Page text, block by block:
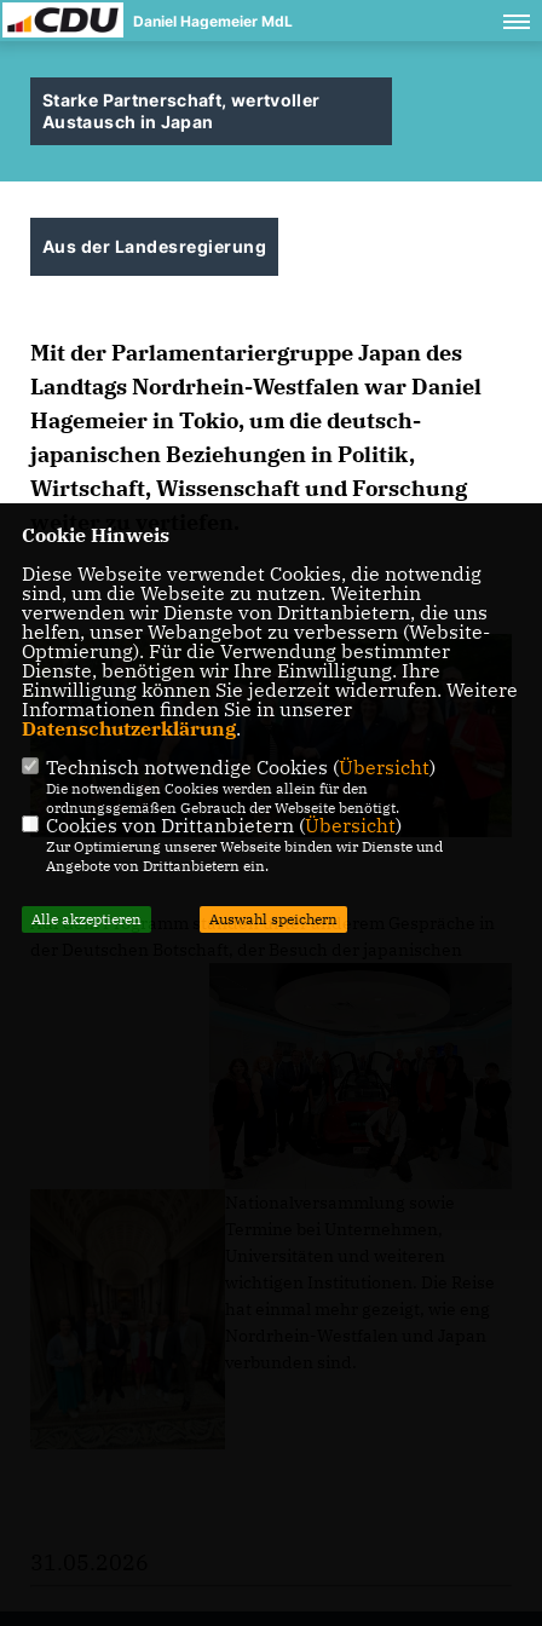
Daniel Hagemeier MdL
Starke Partnerschaft, wertvoller
Austausch in Japan
Aus der Landesregierung
Mit der Parlamentariergruppe Japan des
Landtags Nordrhein-Westfalen war Daniel
Hagemeier in Tokio, um die deutsch-
japanischen Beziehungen in Politik,
Wirtschaft, Wissenschaft und Forschung
weiter zu vertiefen.
Auf dem Programm standen unter anderem Gespräche in
Cookie Hinweis
Diese Webseite verwendet Cookies, die notwendig
sind, um die Webseite zu nutzen. Weiterhin
verwenden wir Dienste von Drittanbietern, die uns
helfen, unser Webangebot zu verbessern (Website-
Optmierung). Für die Verwendung bestimmter
Dienste, benötigen wir Ihre Einwilligung. Ihre
Einwilligung können Sie jederzeit widerrufen. Weitere
Informationen finden Sie in unserer
Datenschutzerklärung.
Technisch notwendige Cookies (Übersicht)
Die notwendigen Cookies werden allein für den
ordnungsgemäßen Gebrauch der Webseite benötigt.
Cookies von Drittanbietern (Übersicht)
Zur Optimierung unserer Webseite binden wir Dienste und
Angebote von Drittanbietern ein.
Alle akzeptieren Auswahl speichern